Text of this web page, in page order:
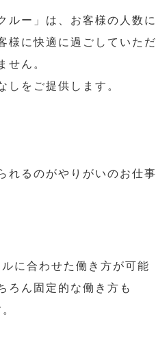
ルー」は、お客様の人数に
様に快適に過ごしていただ
せん。
をご提供します。
れるのがやりがいのお仕事
に合わせた働き方が可能
ろん固定的な働き方も